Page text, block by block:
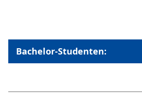
Bachelor-Studenten: